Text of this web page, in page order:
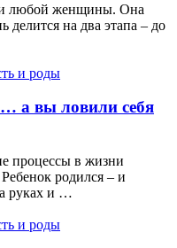
любой женщины. Она
делится на два этапа – до
и роды
а вы ловили себя
процессы в жизни
родился – и
руках и …
и роды